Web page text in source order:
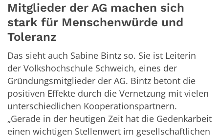
Mitglieder der AG machen sich
stark für Menschenwürde und
Toleranz
Das sieht auch Sabine Bintz so. Sie ist Leiterin
der Volkshochschule Schweich, eines der
Gründungsmitglieder der AG. Bintz betont die
positiven Effekte durch die Vernetzung mit vielen
unterschiedlichen Kooperationspartnern.
„Gerade in der heutigen Zeit hat die Gedenkarbeit
einen wichtigen Stellenwert im gesellschaftlichen